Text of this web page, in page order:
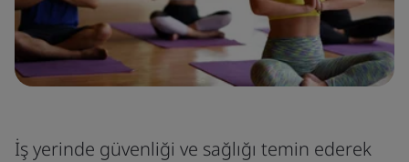
İş yerinde güvenliği ve sağlığı temin ederek